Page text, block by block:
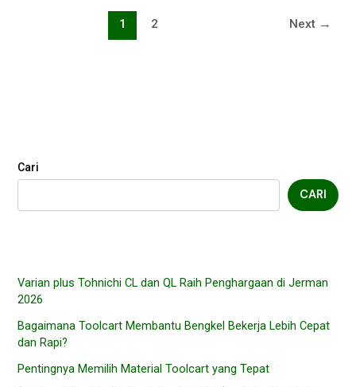
Cari
CARI
Varian plus Tohnichi CL dan QL Raih Penghargaan di Jerman
2026
Bagaimana Toolcart Membantu Bengkel Bekerja Lebih Cepat
dan Rapi?
Pentingnya Memilih Material Toolcart yang Tepat
1 2 Next →